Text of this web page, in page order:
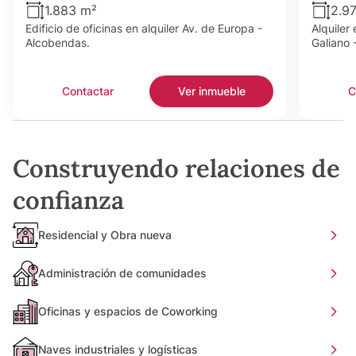
1.883 m²
Edificio de oficinas en alquiler Av. de Europa -
Alcobendas.
Contactar Ver inmueble
Alquiler
Galiano
Construyendo relaciones de
confianza
Residencial y Obra nueva
Administración de comunidades
Oficinas y espacios de Coworking
Naves industriales y logísticas